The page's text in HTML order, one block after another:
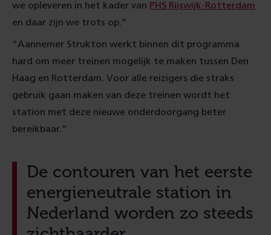
we opleveren in het kader van PHS Rijswijk-Rotterdam
en daar zijn we trots op.”
“Aannemer Strukton werkt binnen dit programma
hard om meer treinen mogelijk te maken tussen Den
Haag en Rotterdam. Voor alle reizigers die straks
gebruik gaan maken van deze treinen wordt het
station met deze nieuwe onderdoorgang beter
bereikbaar.”
De contouren van het eerste
energieneutrale station in
Nederland worden zo steeds